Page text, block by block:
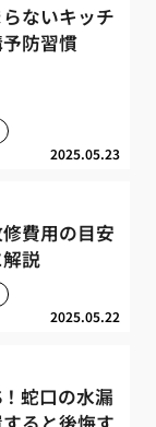
ないキッチ
防習慣
2025.05.23
費用の目安
説
2025.05.22
蛇口の水漏